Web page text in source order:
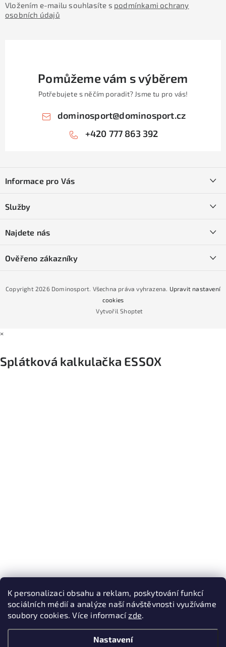
K personalizaci obsahu a reklam, poskytování funkcí
sociálních médií a analýze naší návštěvnosti využíváme
soubory cookies. Více informacízde.
Nastavení
Vložením e-mailu souhlasíte s podmínkami ochrany
osobních údajů
Pomůžeme vám s výběrem
Potřebujete s něčím poradit? Jsme tu pro vás!
dominosport@dominosport.cz
+420 777 863 392
pInformace pro Vás
Obchodní podmínky
Podmínky GDPR
Podmínky nákupu na splátky ESSOX
Služby
Naše prodejna
Najdete nás
Ověřeno zákazníky
Vytvořil Shoptet
Copyright 2026 Dominosport. Všechna práva vyhrazena. Upravit nastavení
cookies
×
Splátková kalkulačka ESSOX